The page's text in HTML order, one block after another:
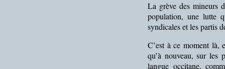
La grève des mineurs
population, une lutte
syndicales et les partis
C’est à ce moment là,
qu’à nouveau, sur les
langue occitane,